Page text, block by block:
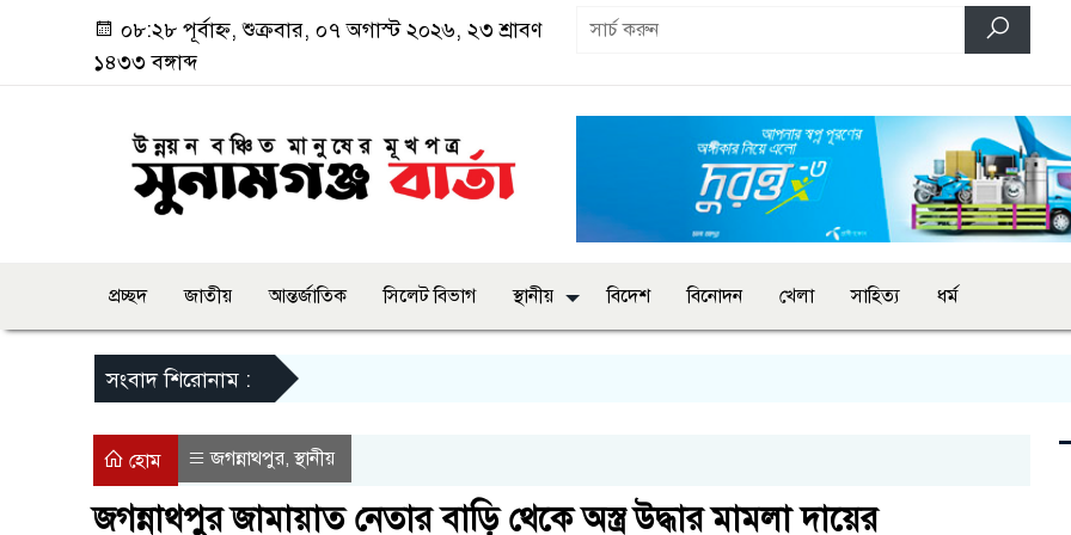
০৮:২৮ পূর্বাহ্ন, শুক্রবার, ০৭ অগাস্ট ২০২৬, ২৩ শ্রাবণ
১৪৩৩ বঙ্গাব্দ
প্রচ্ছদ জাতীয় আন্তর্জাতিক সিলেট বিভাগ স্থানীয় বিদেশ বিনোদন খেলা সাহিত্য ধর্ম
সংবাদ শিরোনাম :
হোম জগন্নাথপুর ,স্থানীয়
জগন্নাথপুর জামায়াত নেতার বাড়ি থেকে অস্ত্র উদ্ধার মামলা দায়ের